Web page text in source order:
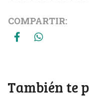
COMPARTIR:
También te